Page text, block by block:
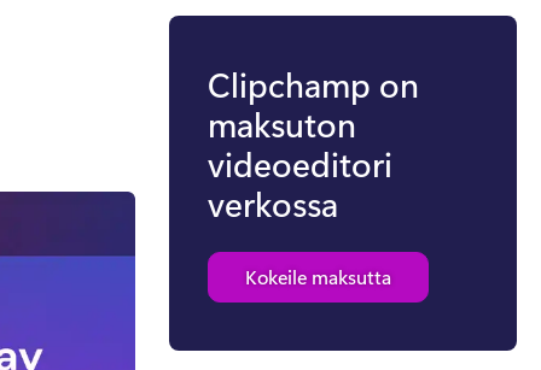
Clipchamp on
maksuton
videoeditori
verkossa
Kokeile maksutta